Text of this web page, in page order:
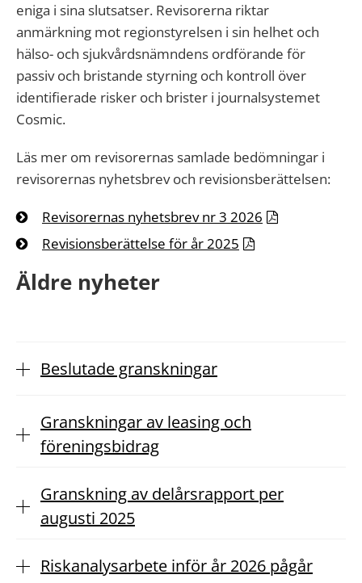
eniga i sina slutsatser. Revisorerna riktar
anmärkning mot regionstyrelsen i sin helhet och
hälso- och sjukvårdsnämndens ordförande för
passiv och bristande styrning och kontroll över
identifierade risker och brister i journalsystemet
Cosmic.
Läs mer om revisorernas samlade bedömningar i
revisorernas nyhetsbrev och revisionsberättelsen:
Revisorernas nyhetsbrev nr 3 2026
Revisionsberättelse för år 2025
Äldre nyheter
Beslutade granskningar
Granskningar av leasing och
föreningsbidrag
Granskning av delårsrapport per
augusti 2025
Riskanalysarbete inför år 2026 pågår